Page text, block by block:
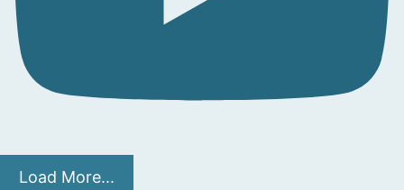
Load More...